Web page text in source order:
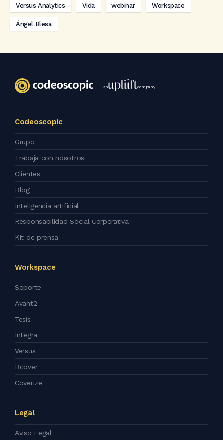
Versus Analytics Vida webinar Workspace
Ángel Blesa
an company
Codeoscopic
Grupo
Trabaja con nosotros
Clientes
Blog
Inteligencia artificial
Responsabilidad Social Corporativa
Kit de prensa
Workspace
Soporte
Avant2
Tesis
Integra
Versus
Bcover
Coverize
Legal
Aviso Legal